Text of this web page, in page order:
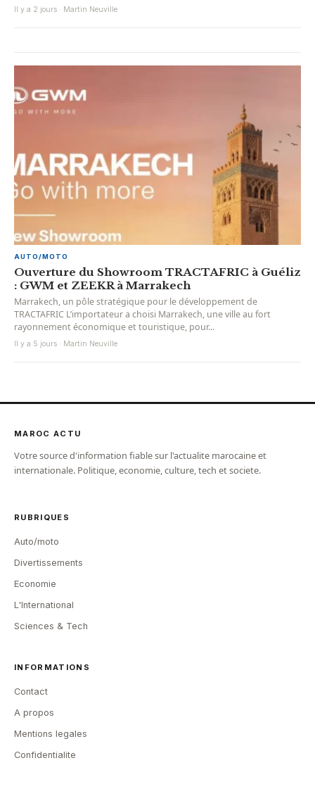
Il y a 2 jours · Martin Neuville
AUTO/MOTO
Ouverture du Showroom TRACTAFRIC à Guéliz
: GWM et ZEEKR à Marrakech
Marrakech, un pôle stratégique pour le développement de
TRACTAFRIC L’importateur a choisi Marrakech, une ville au fort
rayonnement économique et touristique, pour...
Il y a 5 jours · Martin Neuville
MAROC ACTU
Votre source d'information fiable sur l'actualite marocaine et
internationale. Politique, economie, culture, tech et societe.
RUBRIQUES
Auto/moto
Divertissements
Economie
L'International
Sciences & Tech
INFORMATIONS
Contact
A propos
Mentions legales
Confidentialite